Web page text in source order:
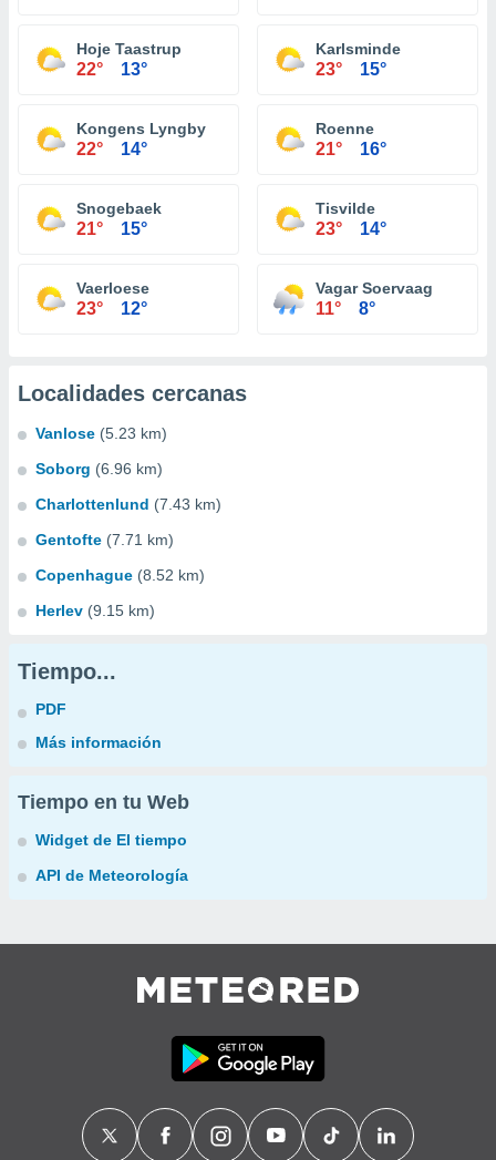
Hoje Taastrup
22° 13°
Karlsminde
23° 15°
Kongens Lyngby
22° 14°
Roenne
21° 16°
Snogebaek
21° 15°
Tisvilde
23° 14°
Vaerloese
23° 12°
Vagar Soervaag
11° 8°
Localidades cercanas
Vanlose (5.23 km)
Soborg (6.96 km)
Charlottenlund (7.43 km)
Gentofte (7.71 km)
Copenhague (8.52 km)
Herlev (9.15 km)
Tiempo...
PDF
Más información
Tiempo en tu Web
Widget de El tiempo
API de Meteorología